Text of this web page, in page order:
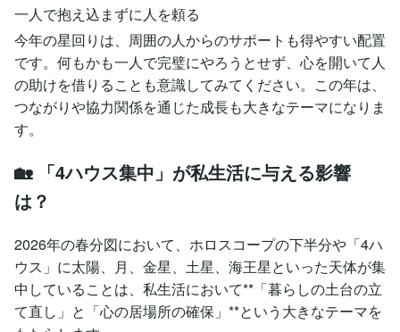
一人で抱え込まずに人を頼る
今年の星回りは、周囲の人からのサポートも得やすい配置
です。何もかも一人で完璧にやろうとせず、心を開いて人
の助けを借りることも意識してみてください。この年は、
つながりや協力関係を通じた成長も大きなテーマになりま
す。
🏡 「4ハウス集中」が私生活に与える影響
は？
2026年の春分図において、ホロスコープの下半分や「4ハ
ウス」に太陽、月、金星、土星、海王星といった天体が集
中していることは、私生活において**「暮らしの土台の立
て直し」と「心の居場所の確保」**という大きなテーマを